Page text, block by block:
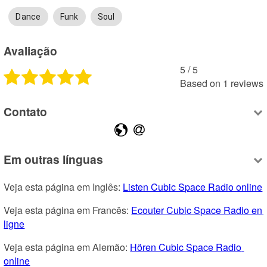
Dance Funk Soul
Avaliação
5 /5
Based on 1 reviews
Contato
Em outras línguas
Veja esta página em Inglês: Listen Cubic Space Radio online
Veja esta página em Francês: Ecouter Cubic Space Radio en
ligne
Veja esta página em Alemão: Hören Cubic Space Radio
online